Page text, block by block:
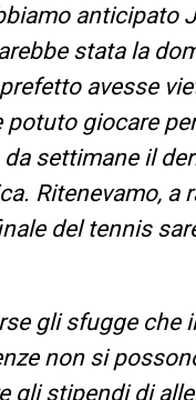
anticipato
stata la
avesse
giocare
settimane il
Ritenevamo, a
del tennis
gli sfugge che
non si
gli stipendi di